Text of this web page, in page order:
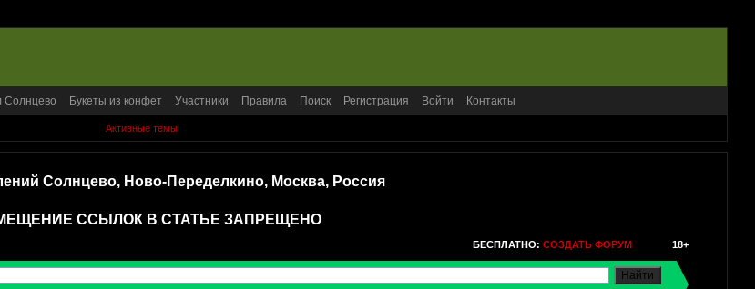
Солнцево Букеты из конфет Участники Правила Поиск Регистрация Войти Контакты
Активные темы
Солнцево, Ново-Переделкино, Москва, Россия
ССЫЛОК В СТАТЬЕ ЗАПРЕЩЕНО
БЕСПЛАТНО: СОЗДАТЬ ФОРУМ 18+